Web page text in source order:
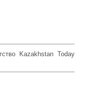
Kazakhstan Today